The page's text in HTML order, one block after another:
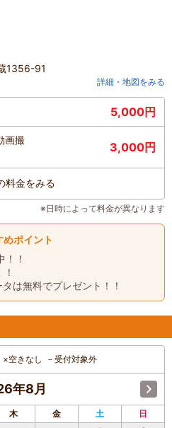
1356-91
詳細・地図をみる
5,000円
画撮
3,000円
料金をみる
※日時によって料金が異なります
めポイント
！
は無料でプレゼント！！
×空きなし － 受付対象外
年8月
木 金 土
日